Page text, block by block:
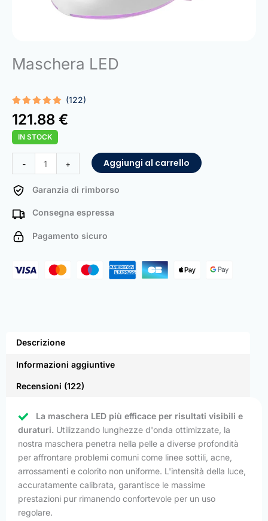
Maschera LED
Valutato
5.00
su 5
su base
di
122
recensioni
(122)
121.88 €
IN STOCK
-
Mask
quantità
+ Aggiungi al carrello
Garanzia di rimborso
Consegna espressa
Pagamento sicuro
Descrizione
Informazioni aggiuntive
Recensioni (122)
La maschera LED più efficace per risultati visibili e
duraturi. Utilizzando lunghezze d'onda ottimizzate, la
nostra maschera penetra nella pelle a diverse profondità
per affrontare problemi comuni come linee sottili, acne,
arrossamenti e colorito non uniforme. L'intensità della luce,
accuratamente calibrata, garantisce le massime
prestazioni pur rimanendo confortevole per un uso
regolare.